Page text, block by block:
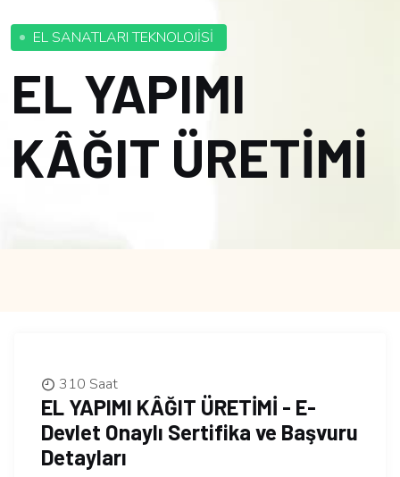
EL SANATLARI TEKNOLOJİSİ
EL YAPIMI
KÂĞIT ÜRETİMİ
310 Saat
EL YAPIMI KÂĞIT ÜRETİMİ - E-
Devlet Onaylı Sertifika ve Başvuru
Detayları